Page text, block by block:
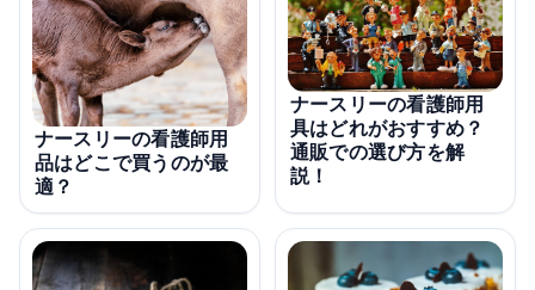
ナースリーの看護師用
品はどこで買うのが最
適？
ナースリーの看護師用
具はどれがおすすめ？
通販での選び方を解
説！